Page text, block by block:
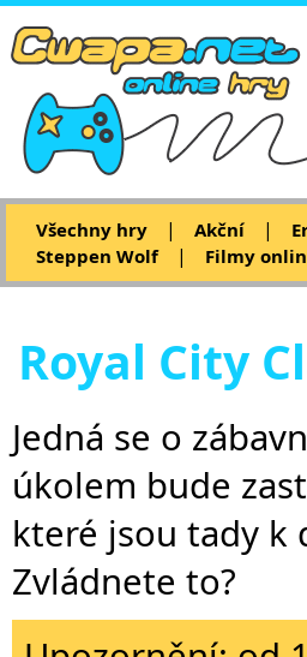
Všechny hry | Akční |
Steppen Wolf
| Filmy
Royal City
Jedná se o
úkolem bude
které jsou tady k
Zvládnete to?